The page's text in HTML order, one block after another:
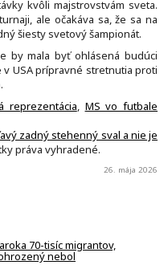
kvôli majstrovstvám sveta.
ale očakáva sa, že sa na
šiesty svetový šampionát.
by mala byť ohlásená budúci
USA prípravné stretnutia proti
reprezentácia, MS vo futbale
zadný stehenný sval a nie je
práva vyhradené.
26. mája 2026
70-tisíc migrantov,
nebol